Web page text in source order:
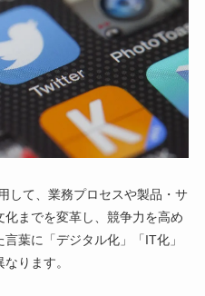
して、業務プロセスや製品・サ
までを変革し、競争力を高め
葉に「デジタル化」「IT化」
ります。